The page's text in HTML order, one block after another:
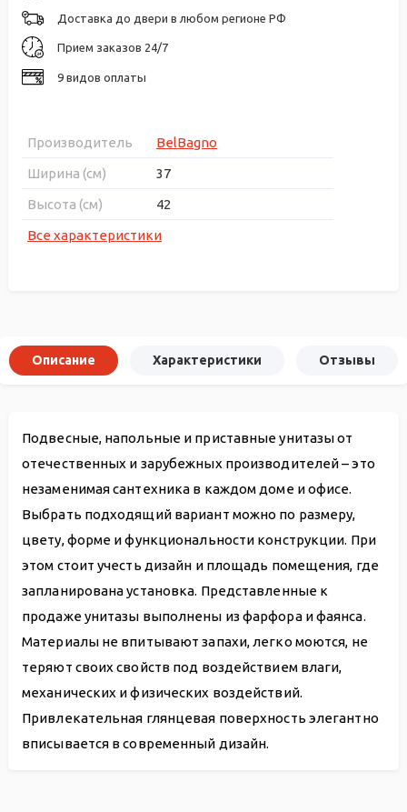
Доставка до двери в любом регионе РФ
Прием заказов 24/7
9 видов оплаты
Производитель
BelBagno
Ширина (см)
37
Высота (см)
42
Все характеристики
Описание Характеристики Отзывы
Подвесные, напольные и приставные унитазы от
отечественных и зарубежных производителей – это
незаменимая сантехника в каждом доме и офисе.
Выбрать подходящий вариант можно по размеру,
цвету, форме и функциональности конструкции. При
этом стоит учесть дизайн и площадь помещения, где
запланирована установка. Представленные к
продаже унитазы выполнены из фарфора и фаянса.
Материалы не впитывают запахи, легко моются, не
теряют своих свойств под воздействием влаги,
механических и физических воздействий.
Привлекательная глянцевая поверхность элегантно
вписывается в современный дизайн.